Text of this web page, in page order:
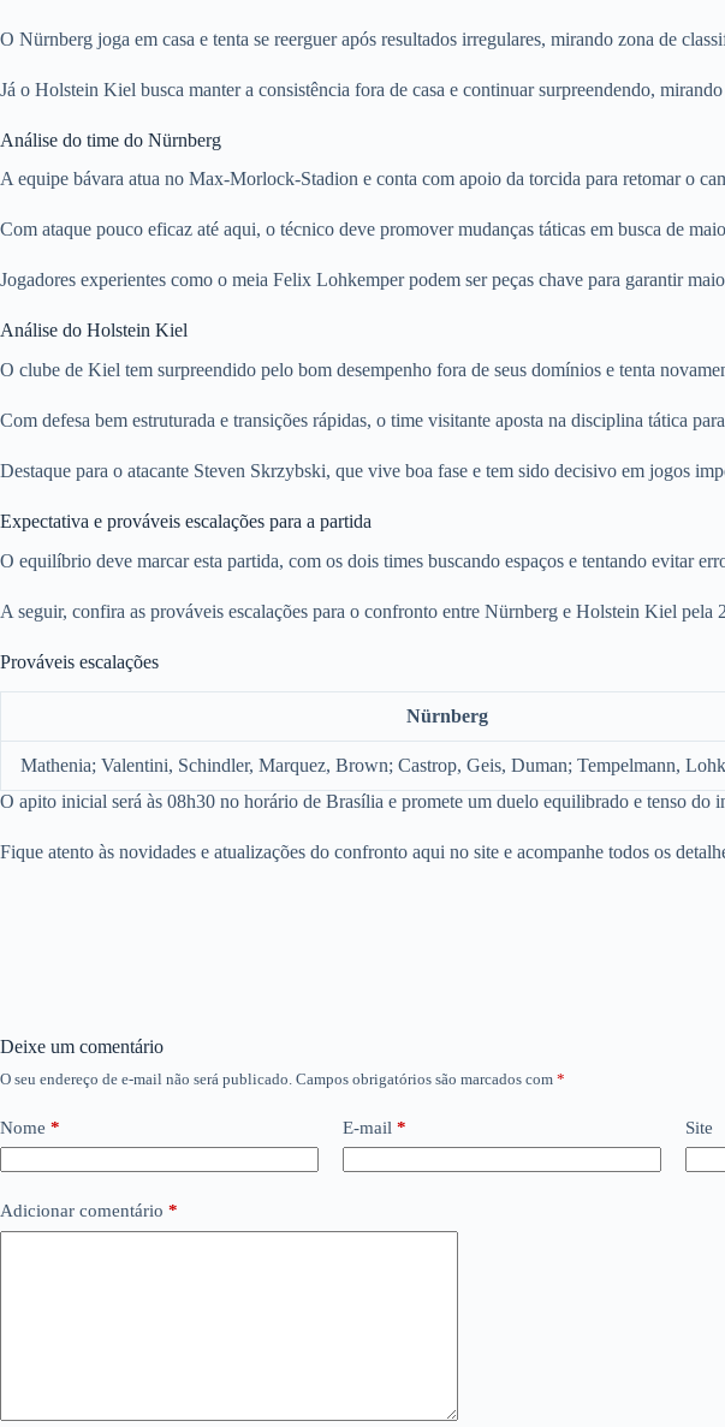
O Nürnberg joga em casa e tenta se reerguer após resultados irregulares, mirando zona de
Já o Holstein Kiel busca manter a consistência fora de casa e continuar surpreendendo,
Análise do time do Nürnberg
A equipe bávara atua no Max-Morlock-Stadion e conta com apoio da torcida para retomar o
Com ataque pouco eficaz até aqui, o técnico deve promover mudanças táticas em busca de
Jogadores experientes como o meia Felix Lohkemper podem ser peças chave para garantir
Análise do Holstein Kiel
O clube de Kiel tem surpreendido pelo bom desempenho fora de seus domínios e tenta
Com defesa bem estruturada e transições rápidas, o time visitante aposta na disciplina tática
Destaque para o atacante Steven Skrzybski, que vive boa fase e tem sido decisivo em jogos
Expectativa e prováveis escalações para a partida
O equilíbrio deve marcar esta partida, com os dois times buscando espaços e tentando evitar
A seguir, confira as prováveis escalações para o confronto entre Nürnberg e Holstein Kiel pela
Prováveis escalações
Nürnberg
Mathenia; Valentini, Schindler, Marquez, Brown; Castrop, Geis, Duman; Tempelmann,
O apito inicial será às 08h30 no horário de Brasília e promete um duelo equilibrado e tenso do
Fique atento às novidades e atualizações do confronto aqui no site e acompanhe todos os
Deixe um comentário
O seu endereço de e-mail não será publicado. Campos obrigatórios são marcados com *
Nome * E-mail * Site
Adicionar comentário *